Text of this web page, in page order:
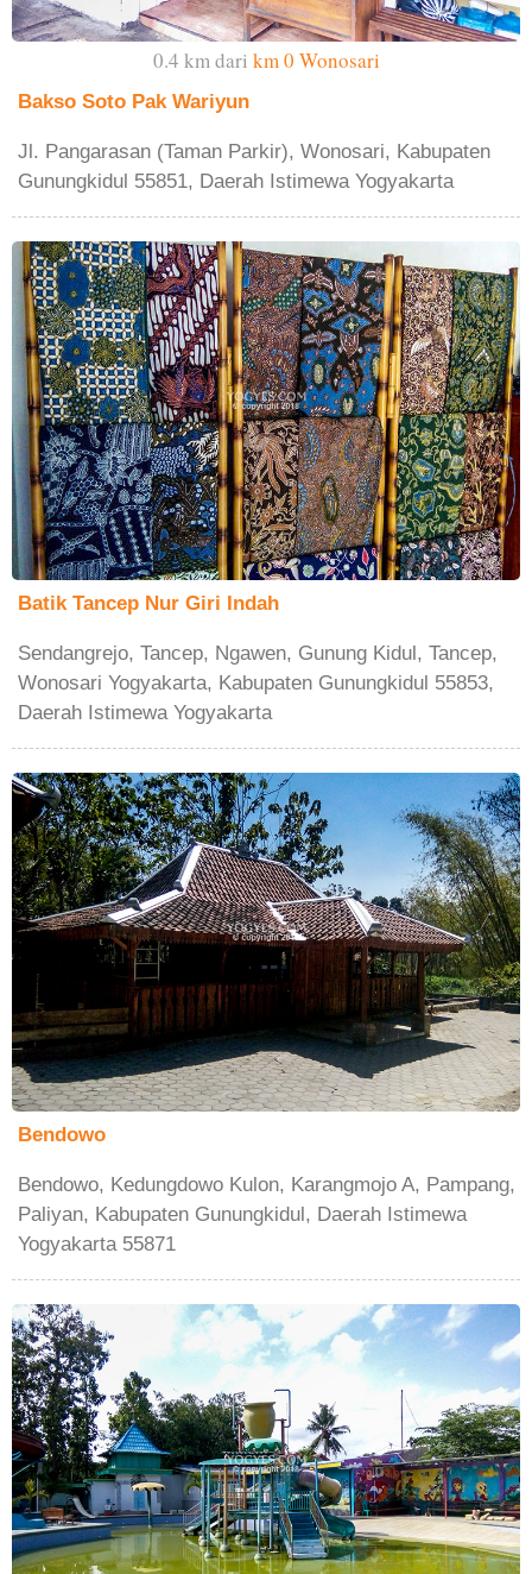
0.4 km dari km 0 Wonosari
Bakso Soto Pak Wariyun
Jl. Pangarasan (Taman Parkir), Wonosari, Kabupaten
Gunungkidul 55851, Daerah Istimewa Yogyakarta
Batik Tancep Nur Giri Indah
Sendangrejo, Tancep, Ngawen, Gunung Kidul, Tancep,
Wonosari Yogyakarta, Kabupaten Gunungkidul 55853,
Daerah Istimewa Yogyakarta
Bendowo
Bendowo, Kedungdowo Kulon, Karangmojo A, Pampang,
Paliyan, Kabupaten Gunungkidul, Daerah Istimewa
Yogyakarta 55871